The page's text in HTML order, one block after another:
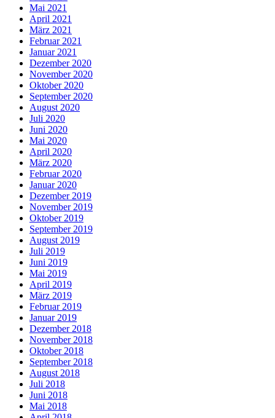
Mai 2021
April 2021
März 2021
Februar 2021
Januar 2021
Dezember 2020
November 2020
Oktober 2020
September 2020
August 2020
Juli 2020
Juni 2020
Mai 2020
April 2020
März 2020
Februar 2020
Januar 2020
Dezember 2019
November 2019
Oktober 2019
September 2019
August 2019
Juli 2019
Juni 2019
Mai 2019
April 2019
März 2019
Februar 2019
Januar 2019
Dezember 2018
November 2018
Oktober 2018
September 2018
August 2018
Juli 2018
Juni 2018
Mai 2018